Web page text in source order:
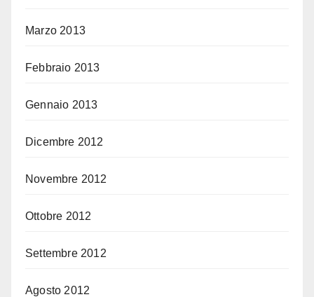
Marzo 2013
Febbraio 2013
Gennaio 2013
Dicembre 2012
Novembre 2012
Ottobre 2012
Settembre 2012
Agosto 2012